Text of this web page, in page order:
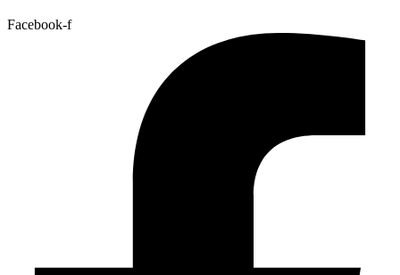
Facebook-f